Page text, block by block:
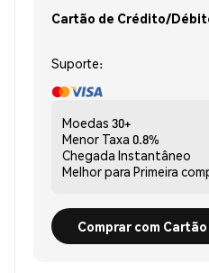
Cartão de Crédito/
Suporte:
Moedas 30+
Menor Taxa 0.8%
Chegada Instantâneo
Melhor para Primeira
Comprar com